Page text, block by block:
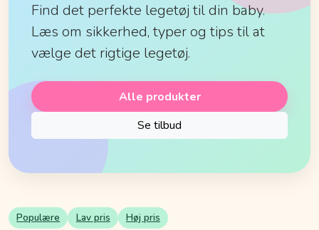
Find det perfekte legetøj til din baby.
Læs om sikkerhed, typer og tips til at
vælge det rigtige legetøj.
Alle produkter
Se tilbud
Populære Lav pris Høj pris